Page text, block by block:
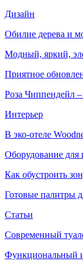
Дизайн
Обилие дерева и
Модный, яркий,
Приятное
Роза Чиппендейл
Интерьер
В эко-отеле
Оборудование
Как обустроить
Готовые палитры
Статьи
Современный
Функциональный